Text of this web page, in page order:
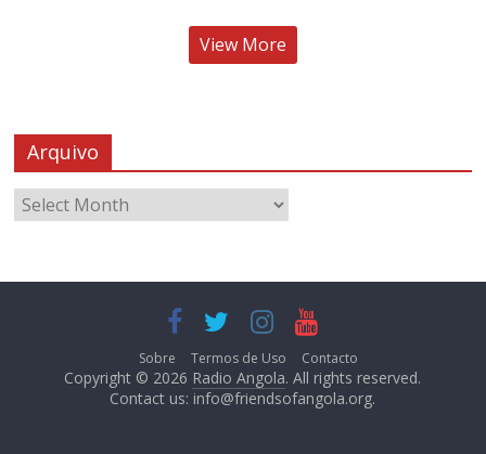
View More
Arquivo
Sobre Termos de Uso Contacto
Copyright © 2026 Radio Angola. All rights reserved.
Contact us: info@friendsofangola.org.